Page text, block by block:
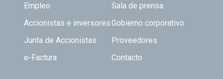
Empleo
Sala de prensa
Accionistas e inversoresGobierno corporativo
Junta de Accionistas
Proveedores
e-Factura
Contacto